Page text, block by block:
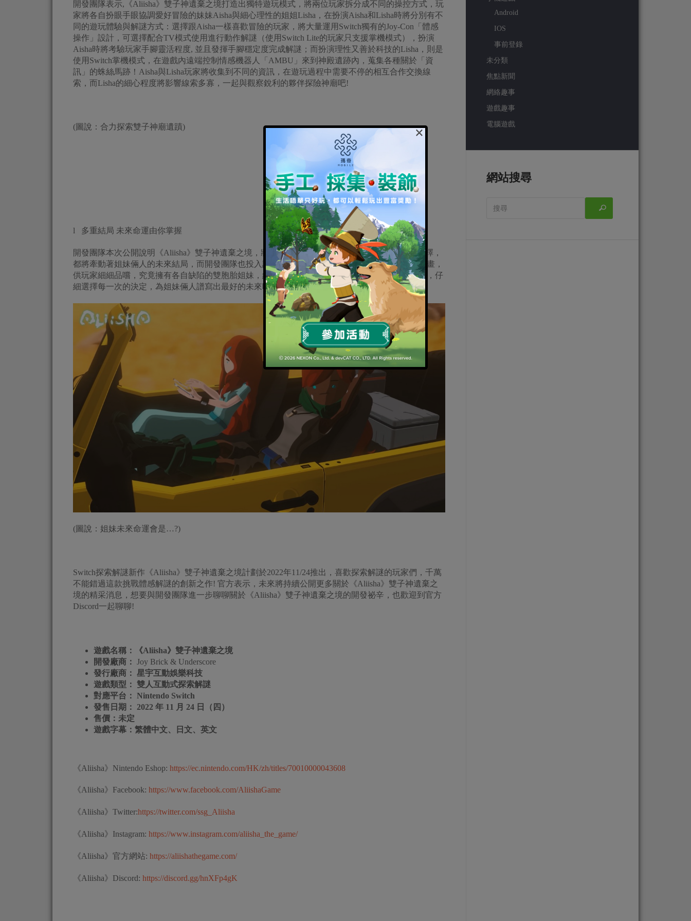
開發團隊表示,《Aliisha》雙子神遺棄之境打造出獨特遊玩模式，將兩位玩家拆分成不同的操控方式，玩
家將各自扮眼手眼協調愛好冒險的妹妹Aisha與細心理性的姐姐Lisha，在扮演Aisha和Lisha時將分別有不
同的遊玩體驗與解謎方式：選擇跟Aisha一樣喜歡冒險的玩家，將大量運用Switch獨有的Joy-Con「體感
操作」設計，可選擇配合TV模式使用進行動作解謎（使用Switch Lite的玩家只支援掌機模式），扮演
Aisha時將考驗玩家手腳靈活程度, 並且發揮手腳穩定度完成解謎；而扮演理性又善於科技的Lisha，則是
使用Switch掌機模式，在遊戲內遠端控制情感機器人「AMBU」來到神殿遺跡內，蒐集各種關於「資
訊」的蛛絲馬跡！Aisha與Lisha玩家將收集到不同的資訊，在遊玩過程中需要不停的相互合作交換線
索，而Lisha的細心程度將影響線索多寡，一起與觀察銳利的夥伴探險神廟吧!
(圖說：合力探索雙子神廟遺蹟)
l 多重結局 未來命運由你掌握
開發團隊本次公開說明《Aliisha》雙子神遺棄之境，將有著多條結局故事，每一次探索過程中的選擇，
都將牽動著姐妹倆人的未來結局，而開發團隊也投入許多心力，為每個結局都打造出不同的結尾動畫，
供玩家細細品嚐，究竟擁有各自缺陷的雙胞胎姐妹，結局將會前往何方？都將由玩家們來做出選擇，仔
細選擇每一次的決定，為姐妹倆人譜寫出最好的未來吧！
(圖說：姐妹未來命運會是…?)
Switch探索解謎新作《Aliisha》雙子神遺棄之境計劃於2022年11/24推出，喜歡探索解謎的玩家們，千萬
不能錯過這款挑戰體感解謎的創新之作! 官方表示，未來將持續公開更多關於《Aliisha》雙子神遺棄之
境的精采消息，想要與開發團隊進一步聊聊關於《Aliisha》雙子神遺棄之境的開發祕辛，也歡迎到官方
Discord一起聊聊!
遊戲名稱：
《Aliisha》雙子神遺棄之境
開發廠商： Joy Brick & Underscore
發行廠商： 星宇互動娛樂科技
遊戲類型： 雙人互動式探索解謎
對應平台： Nintendo Switch
發售日期： 2022 年 11 月 24 日（四）
售價：未定
遊戲字幕：繁體中文、日文、英文
《Aliisha》Nintendo Eshop: https://ec.nintendo.com/HK/zh/titles/70010000043608
《Aliisha》Facebook: https://www.facebook.com/AliishaGame
《Aliisha》Twitter:https://twitter.com/ssg_Aliisha
《Aliisha》Instagram: https://www.instagram.com/aliisha_the_game/
《Aliisha》官方網站: https://aliishathegame.com/
《Aliisha》Discord: https://discord.gg/hnXFp4gK
Android
IOS
事前登錄
未分類
焦點新聞
網絡趣事
遊戲趣事
電腦遊戲
網站搜尋
×